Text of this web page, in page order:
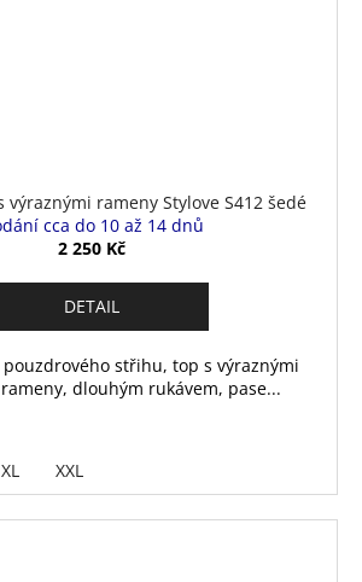
výraznými rameny Stylove S412 šedé
cca do 10 až 14 dnů
2 250 Kč
DETAIL
střihu, top s výraznými
dlouhým rukávem, pase...
XL XXL